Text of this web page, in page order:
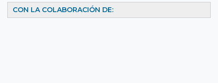
CON LA COLABORACIÓN DE: